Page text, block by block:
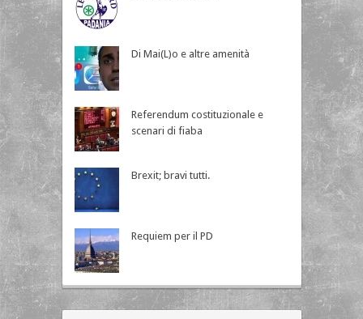
Di Mai(L)o e altre amenità
Referendum costituzionale e
scenari di fiaba
Brexit; bravi tutti.
Requiem per il PD